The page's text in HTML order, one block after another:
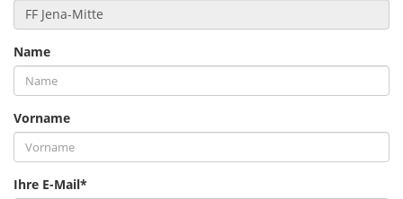
Name
Vorname
Ihre E-Mail*